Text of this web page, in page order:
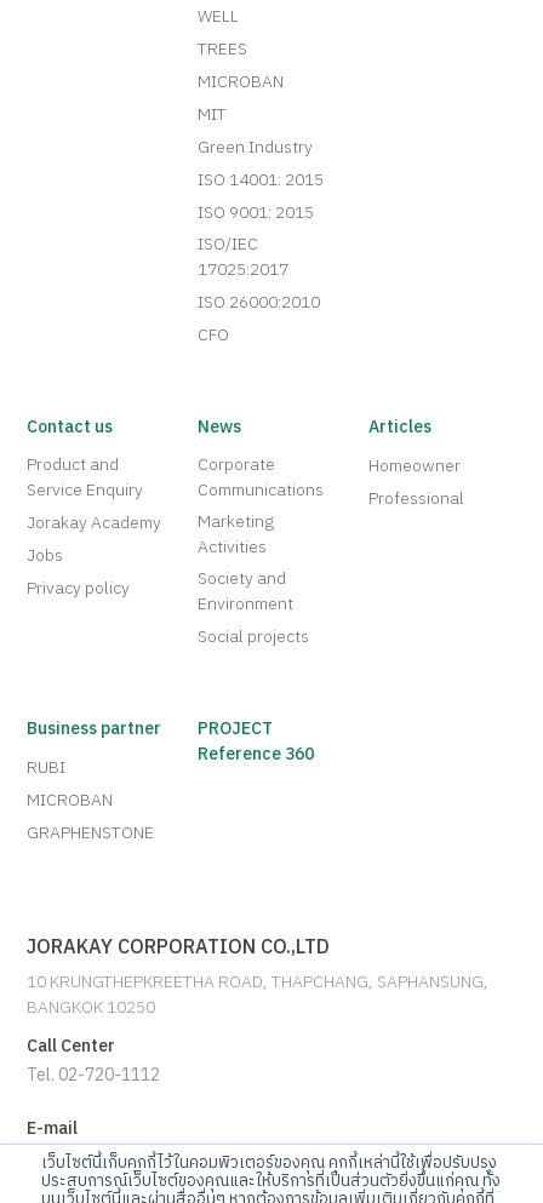
เว็บไซต์นี้เก็บคุกกี้ไว้ในคอมพิวเตอร์ของคุณ คุกกี้เหล่านี้ใช้เพื่อปรับปรุง
ประสบการณ์เว็บไซต์ของคุณและให้บริการที่เป็นส่วนตัวยิ่งขึ้นแก่คุณ ทั้ง
WELL
TREES
MICROBAN
MIT
Green Industry
ISO 14001: 2015
ISO 9001: 2015
ISO/IEC
17025:2017
ISO 26000:2010
CFO
Contact us
Product and
Service Enquiry
Jorakay Academy
Jobs
Privacy policy
News
Corporate
Communications
Marketing
Activities
Society and
Environment
Social projects
Articles
Homeowner
Professional
Business partner
RUBI
MICROBAN
GRAPHENSTONE
PROJECT
Reference 360
JORAKAY CORPORATION CO.,LTD
10 KRUNGTHEPKREETHA ROAD, THAPCHANG, SAPHANSUNG,
BANGKOK 10250
Call Center
Tel. 02-720-1112
E-mail
info@jorakay.co.th